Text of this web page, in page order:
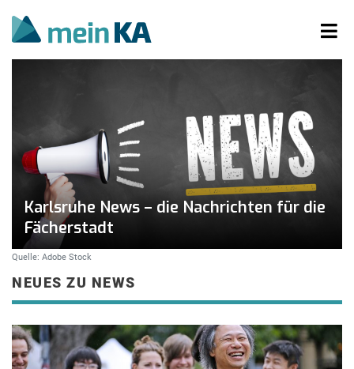
Karlsruhe News – die Nachrichten für die
Fächerstadt
Quelle: Adobe Stock
NEUES ZU NEWS